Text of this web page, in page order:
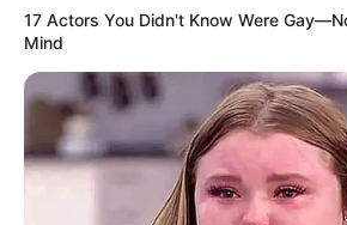
17 Actors You Didn't Know Were
Mind